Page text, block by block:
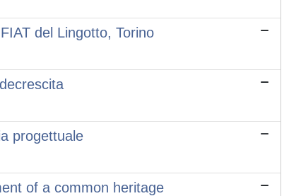
del Lingotto, Torino
progettuale
of a common heritage